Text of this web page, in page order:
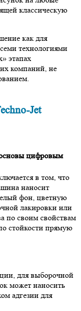
классическую
как для
технологиями
этапах
компаний, не
Jet
цифровым
в том, что
наносит
фон, цветную
лакировки или
по своим свойствам
стойкости прямую
для выборочной
может наносить
адгезии для